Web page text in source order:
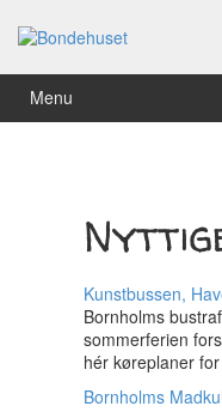
Menu
Kunstbussen,
Bornholms
sommerferien
hér køreplaner
Bornholms